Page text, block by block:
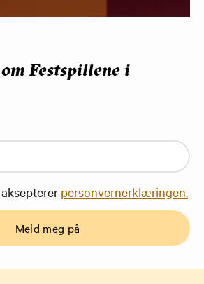
Festspillene i
personvernerklæringen.
Meld meg på